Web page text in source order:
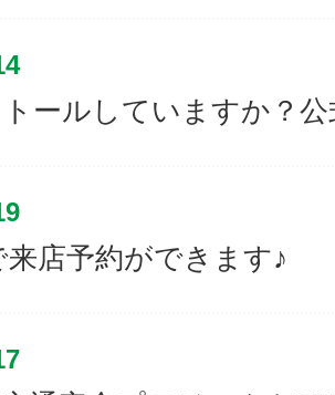
ールしていますか？
来店予約ができます♪